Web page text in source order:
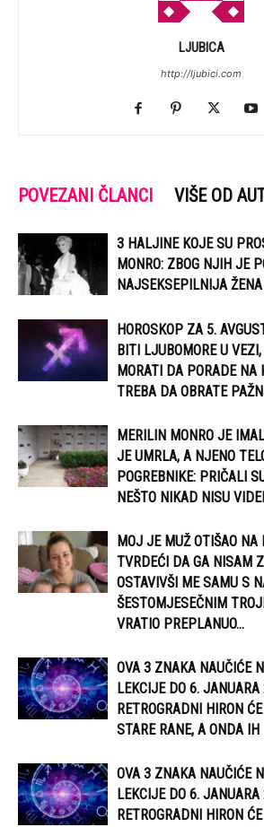
LJUBICA
http://ljubici.com
POVEZANI ČLANCI VIŠE OD
3 HALJINE KOJE SU
MONRO: ZBOG NJIH JE
NAJSEKSEPILNIJA
HOROSKOP ZA 5.
BITI LJUBOMORE U
MORATI DA PORADE NA
TREBA DA OBRATE
MERILIN MONRO JE
JE UMRLA, A NJENO
POGREBNIKE: PRIČALI
NEŠTO NIKAD NISU
MOJ JE MUŽ OTIŠAO NA
TVRDEĆI DA GA NISAM
OSTAVIVŠI ME SAMU S
ŠESTOMJESEČNIM
VRATIO PREPLANUO...
OVA 3 ZNAKA NAUČIĆE
LEKCIJE DO 6. JANUARA
RETROGRADNI HIRON
STARE RANE, A ONDA
OVA 3 ZNAKA NAUČIĆE
LEKCIJE DO 6. JANUARA
RETROGRADNI HIRON